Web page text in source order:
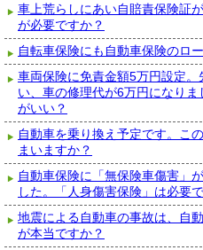
車上荒らしにあい自賠責保険証
が必要ですか？
自転車保険にも自動車保険のロ
車両保険に免責金額5万円設定
い、車の修理代が6万円になり
がいい？
自動車を乗り換え予定です。こ
まいますか？
自動車保険に「無保険車傷害」
した。「人身傷害保険」は必要で
地震による自動車の事故は、自
が本当ですか？